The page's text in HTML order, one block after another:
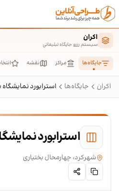
پرش به محتوای اصلی
اکران
سیستم رزرو جایگاه تبلیغاتی
جایگاه‌ها مراکز نقشه
اکران جایگاه‌ها استرابورد
استرابورد
شهرکرد، چهارمحال بختیاری